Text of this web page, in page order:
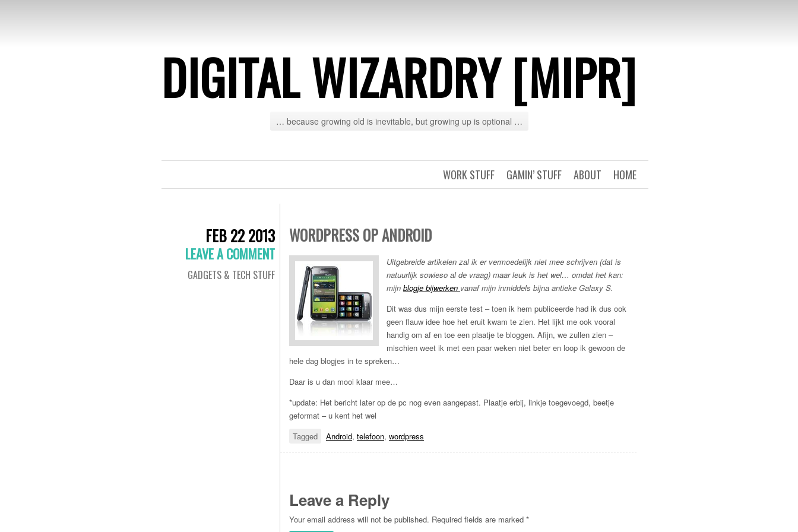
DIGITAL WIZARDRY [MIPR]
… because growing old is inevitable, but growing up is optional …
HOME
ABOUT
GAMIN’ STUFF
WORK STUFF
FEB 22 2013
LEAVE A COMMENT
GADGETS & TECH STUFF
WORDPRESS OP ANDROID
Uitgebreide artikelen zal ik er vermoedelijk niet mee schrijven (dat is
natuurlijk sowieso al de vraag) maar leuk is het wel… omdat het kan:
mijn blogje bijwerken vanaf mijn inmiddels bijna antieke Galaxy S.
Dit was dus mijn eerste test – toen ik hem publiceerde had ik dus ook
geen flauw idee hoe het eruit kwam te zien. Het lijkt me ook vooral
handig om af en toe een plaatje te bloggen. Afijn, we zullen zien –
mischien weet ik met een paar weken niet beter en loop ik gewoon de
hele dag blogjes in te spreken…
Daar is u dan mooi klaar mee…
*update: Het bericht later op de pc nog even aangepast. Plaatje erbij, linkje toegevoegd, beetje
geformat – u kent het wel
Tagged
Android, telefoon, wordpress
Leave a Reply
Your email address will not be published. Required fields are marked *